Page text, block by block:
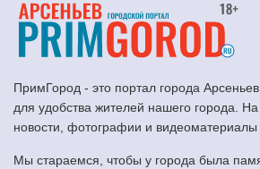
ПримГород - это портал города
для удобства жителей нашего города. На
новости, фотографии и видеоматериалы
Мы стараемся, чтобы у города была